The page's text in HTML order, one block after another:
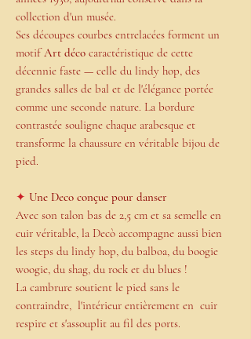
collection d'un musée.
Ses découpes courbes entrelacées forment un
motifArt déco caractéristique de cette
décennie faste — celle du lindy hop, des
grandes salles de bal et de l'élégance portée
comme une seconde nature. La bordure
contrastée souligne chaque arabesque et
transforme la chaussure en véritable bijou de
pied.
✦ Une Deco conçue pour danser
Avec son talon bas de 2,5 cm et sa semelle en
cuir véritable, la Decò accompagne aussi bien
les steps du lindy hop, du balboa, du boogie
woogie, du shag, du rock et du blues !
La cambrure soutient le pied sans le
contraindre, l'intérieur entièrement en cuir
respire et s'assouplit au fil des ports.